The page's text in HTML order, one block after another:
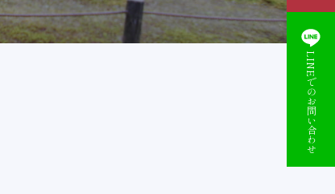
LINEでのお問い合わせ